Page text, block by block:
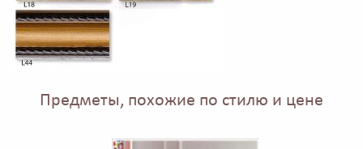
Предметы, похожие по стилю и цене